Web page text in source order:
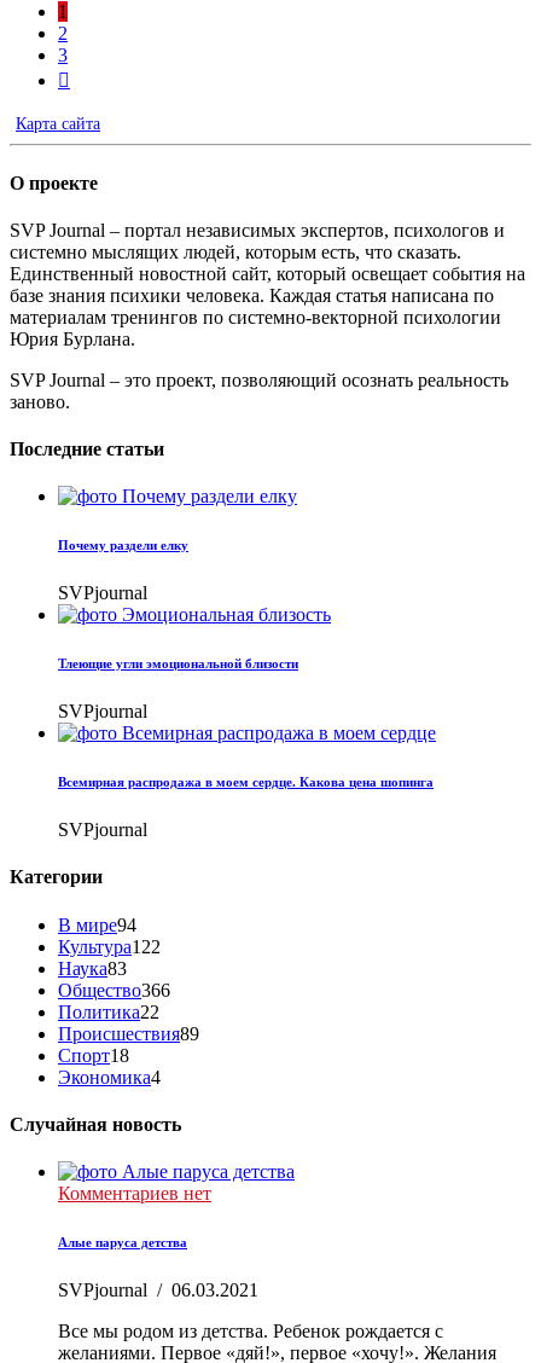
1
2
3

Карта сайта
О проекте
SVP Journal – портал независимых экспертов, психологов и
системно мыслящих людей, которым есть, что сказать.
Единственный новостной сайт, который освещает события на
базе знания психики человека. Каждая статья написана по
материалам тренингов по системно-векторной психологии
Юрия Бурлана.
SVP Journal – это проект, позволяющий осознать реальность
заново.
Последние статьи
Почему раздели елку
SVPjournal
Тлеющие угли эмоциональной близости
SVPjournal
Всемирная распродажа в моем сердце. Какова цена шопинга
SVPjournal
Категории
В мире94
Культура122
Наука83
Общество366
Политика22
Происшествия89
Спорт18
Экономика4
Случайная новость
Комментариев нет
Алые паруса детства
SVPjournal / 06.03.2021
Все мы родом из детства. Ребенок рождается с
желаниями. Первое «дяй!», первое «хочу!». Желания